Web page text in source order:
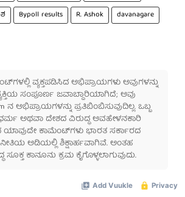
Bypoll results R. Ashok
davanagare
ವ್ಯಕ್ತಪಡಿಸಿದ ಅಭಿಪ್ರಾಯಗಳು ಅವುಗಳನ್ನು
ಸಂಪೂರ್ಣ ಜವಾಬ್ದಾರಿಯಾಗಿದೆ; ಅವು
ನ ಅಭಿಪ್ರಾಯಗಳನ್ನು ಪ್ರತಿಬಿಂಬಿಸುವುದಿಲ್ಲ. ಒಬ್ಬ
ಅಥವಾ ದೇಶದ ವಿರುದ್ಧ ಅವಹೇಳನಕಾರಿ
ಯಾವುದೇ ಕಾಮೆಂಟ್‌ಗಳು ಭಾರತ ಸರ್ಕಾರದ
ನೀತಿಯ ಅಡಿಯಲ್ಲಿ ಶಿಕ್ಷಾರ್ಹವಾಗಿವೆ. ಅಂತಹ
ಕಾನೂನು ಕ್ರಮ ಕೈಗೊಳ್ಳಲಾಗುವುದು.